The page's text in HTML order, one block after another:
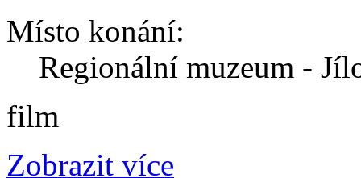
Místo konání:
Regionální muzeum -
film
Zobrazit více